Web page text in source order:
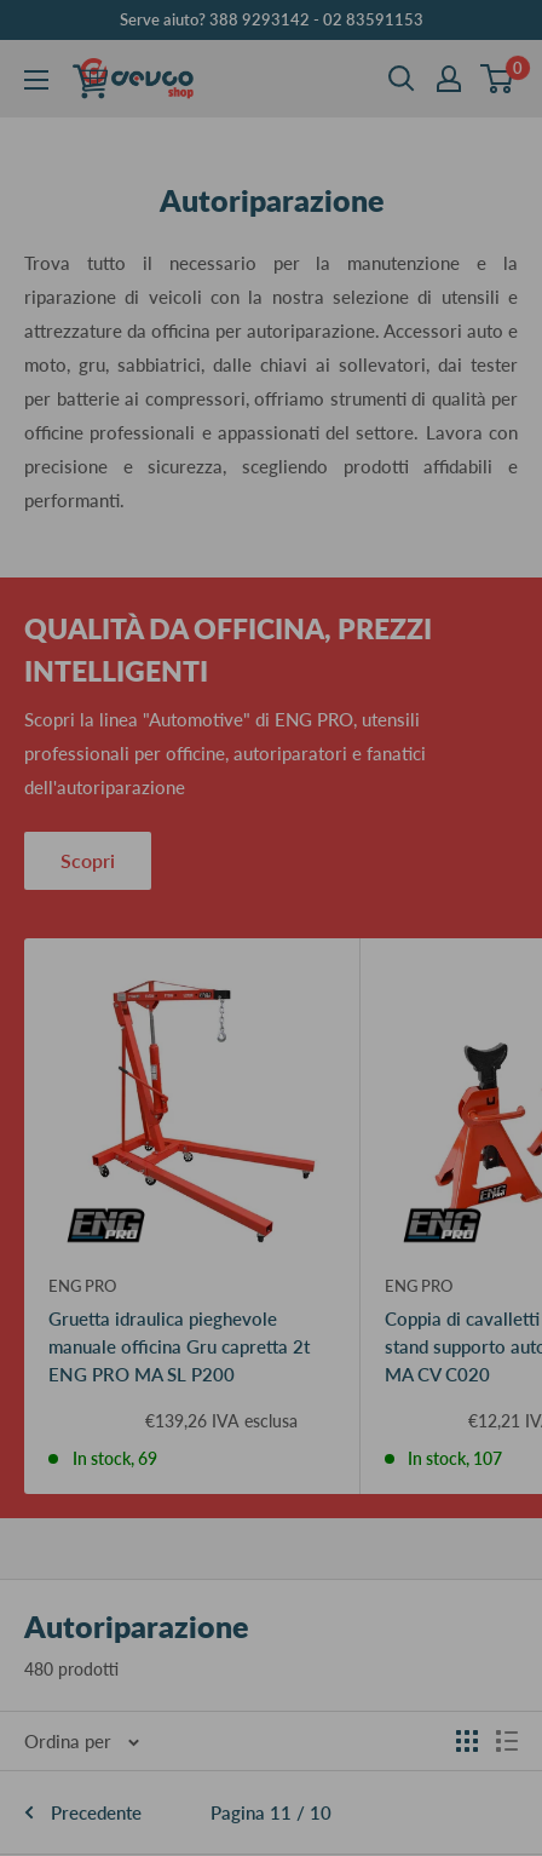
contenuto
Serve aiuto? 388 9293142 - 02 83591153
DEVCOshop 0
Autoriparazione
Trova tutto il necessario per la manutenzione e la
riparazione di veicoli con la nostra selezione di utensili e
attrezzature da officina per autoriparazione. Accessori auto e
moto, gru, sabbiatrici, dalle chiavi ai sollevatori, dai tester
per batterie ai compressori, offriamo strumenti di qualità per
officine professionali e appassionati del settore. Lavora con
precisione e sicurezza, scegliendo prodotti affidabili e
performanti.
QUALITÀ DA OFFICINA, PREZZI
INTELLIGENTI
Scopri la linea "Automotive" di ENG PRO, utensili
professionali per officine, autoriparatori e fanatici
dell'autoriparazione
Scopri
ENG PRO
Gruetta idraulica pieghevole
manuale officina Gru capretta 2t
ENG PRO MA SL P200
€139,26 IVA esclusa
In stock, 69
ENG PRO
Coppia di
stand supporto
MA CV C020
€12,21
In stock, 107
Autoriparazione
480 prodotti
Ordina per
Precedente Pagina 11 / 10